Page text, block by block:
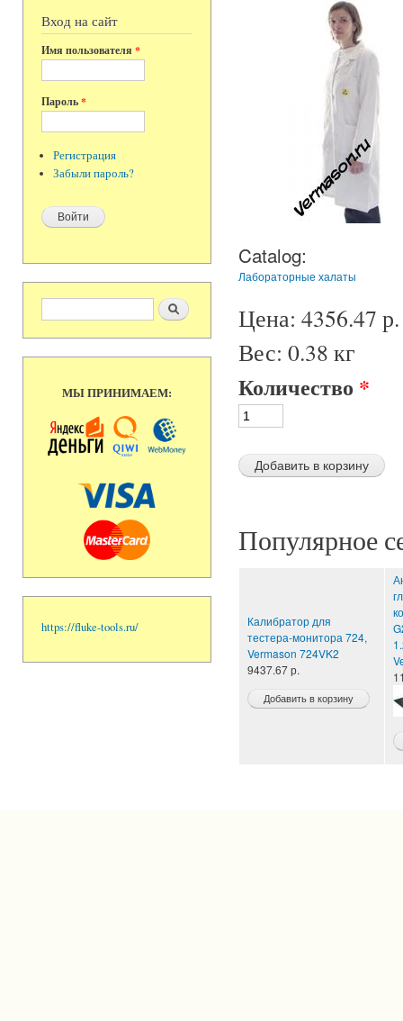
Вход на сайт
Имя пользователя *
Пароль*
Регистрация
Забыли пароль?
Форма поиска Поиск
МЫ ПРИНИМАЕМ:
https://fluke-tools.ru/
Catalog:
Лабораторные халаты
Цена: 4356.47 р.
Вес: 0.38 кг
Количество *
Популярное
Калибратор для
тестера-монитора 724,
Vermason 724VK2
9437.67 р.